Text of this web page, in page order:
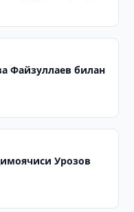
Файзуллаев билан
Урозов